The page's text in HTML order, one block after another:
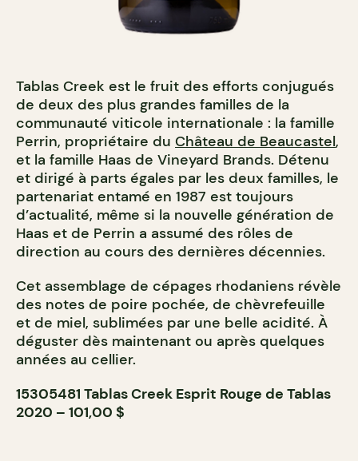
Tablas Creek est le fruit des efforts conjugués
de deux des plus grandes familles de la
communauté viticole internationale : la famille
Perrin, propriétaire du Château de Beaucastel,
et la famille Haas de Vineyard Brands. Détenu
et dirigé à parts égales par les deux familles, le
partenariat entamé en 1987 est toujours
d’actualité, même si la nouvelle génération de
Haas et de Perrin a assumé des rôles de
direction au cours des dernières décennies.
Cet assemblage de cépages rhodaniens révèle
des notes de poire pochée, de chèvrefeuille
et de miel, sublimées par une belle acidité. À
déguster dès maintenant ou après quelques
années au cellier.
15305481 Tablas Creek Esprit Rouge de Tablas
2020 – 101,00 $